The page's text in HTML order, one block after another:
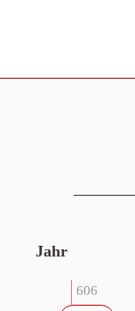
Jahr
606